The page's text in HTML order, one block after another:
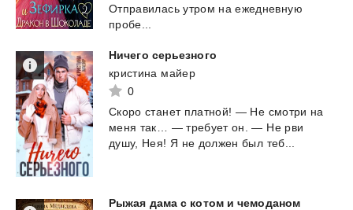
Отправилась утром на ежедневную
пробе...
Ничего серьезного
кристина майер
0
Скоро станет платной! — Не смотри на
меня так… — требует он. — Не рви
душу, Нея! Я не должен был теб...
Рыжая дама с котом и чемоданом